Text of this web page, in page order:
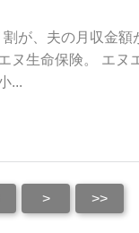
が、夫の月収金額
ヌ生命保険。 エヌ
...
> >>